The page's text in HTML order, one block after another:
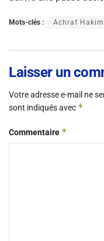
Mots-clés : Achraf
Laisser un
Votre adresse e-mail ne
sont indiqués avec *
Commentaire *